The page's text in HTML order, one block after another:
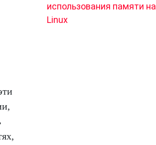
использования памяти на
Linux